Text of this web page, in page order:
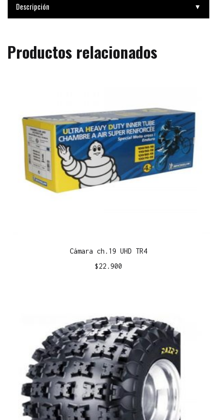
Descripción ▼
Productos relacionados
Cámara ch.19 UHD TR4
$22.900